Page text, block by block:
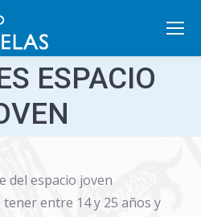
Search:
ESPACIO
del espacio joven
entre 14 y 25 años y